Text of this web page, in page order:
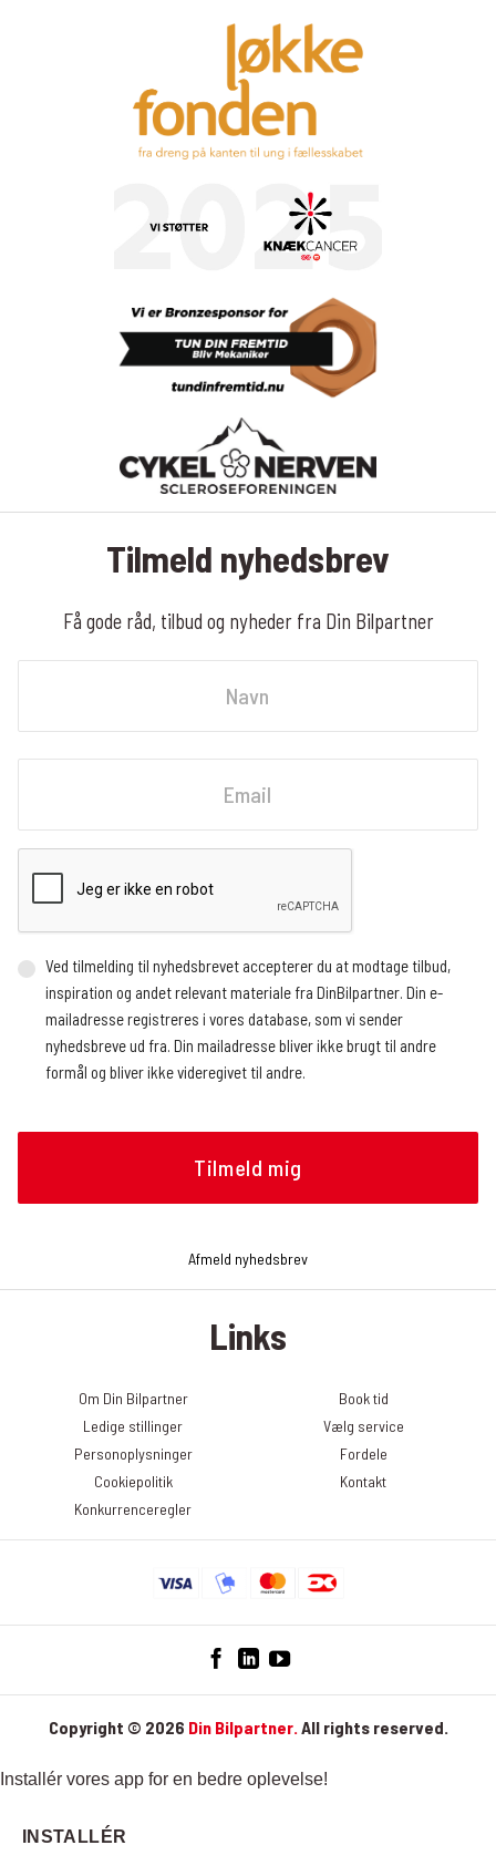
Tilmeld nyhedsbrev
Få gode råd, tilbud og nyheder fra Din Bilpartner
Ved tilmelding til nyhedsbrevet accepterer du at modtage tilbud,
inspiration og andet relevant materiale fra DinBilpartner. Din e-
mailadresse registreres i vores database, som vi sender
nyhedsbreve ud fra. Din mailadresse bliver ikke brugt til andre
formål og bliver ikke videregivet til andre.
og tidspunkt), og hvilke links der klikkes på, om det gøres fra en
mobilenhed eller en browser, og operativsystem. Vi modtager
analysere, hvilke artikler nyhedslæserne klikker sig videre til.
præsenteres i nyhedsbrevet. Du kan til enhver tid trække dit
klikke på linket ”Afmeld nyhedsbrev” nederst i det seneste
nyhedsbrev. Du kan læse mere om, hvordan DinBilpartner
Afmeld nyhedsbrev
Links
Om Din Bilpartner
Book tid
Ledige stillinger
Vælg service
Personoplysninger
Fordele
Cookiepolitik
Kontakt
Konkurrenceregler
Copyright © 2026 Din Bilpartner. All rights reserved.
Installér vores app for en bedre oplevelse!
INSTALLÉR